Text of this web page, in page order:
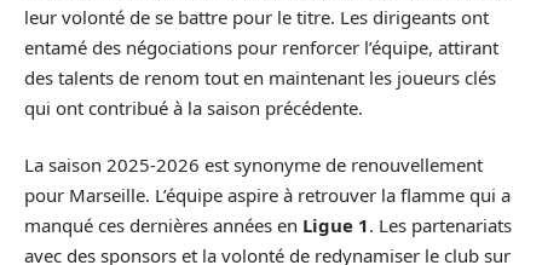
leur volonté de se battre pour le titre. Les dirigeants ont
entamé des négociations pour renforcer l’équipe, attirant
des talents de renom tout en maintenant les joueurs clés
qui ont contribué à la saison précédente.
La saison 2025-2026 est synonyme de renouvellement
pour Marseille. L’équipe aspire à retrouver la flamme qui a
manqué ces dernières années en Ligue 1. Les partenariats
avec des sponsors et la volonté de redynamiser le club sur